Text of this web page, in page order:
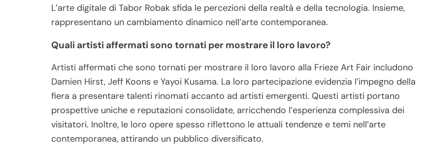
L’arte digitale di Tabor Robak sfida le percezioni della realtà e della tecnologia. Insieme,
rappresentano un cambiamento dinamico nell’arte contemporanea.
Quali artisti affermati sono tornati per mostrare il loro lavoro?
Artisti affermati che sono tornati per mostrare il loro lavoro alla Frieze Art Fair includono
Damien Hirst, Jeff Koons e Yayoi Kusama. La loro partecipazione evidenzia l’impegno della
fiera a presentare talenti rinomati accanto ad artisti emergenti. Questi artisti portano
prospettive uniche e reputazioni consolidate, arricchendo l’esperienza complessiva dei
visitatori. Inoltre, le loro opere spesso riflettono le attuali tendenze e temi nell’arte
contemporanea, attirando un pubblico diversificato.